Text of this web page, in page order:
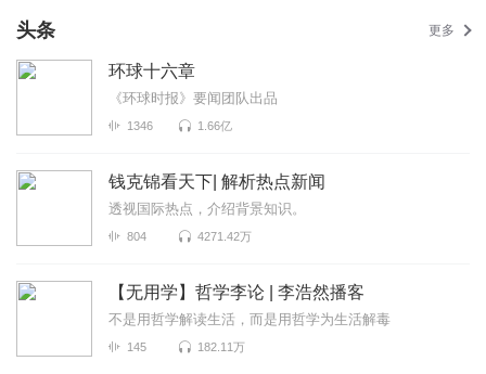
头条 更多
环球十六章
《环球时报》要闻团队出品
1346 1.66亿
钱克锦看天下| 解析热点新闻
透视国际热点，介绍背景知识。
804 4271.42万
【无用学】哲学李论 | 李浩然播客
不是用哲学解读生活，而是用哲学为生活解毒
145 182.11万